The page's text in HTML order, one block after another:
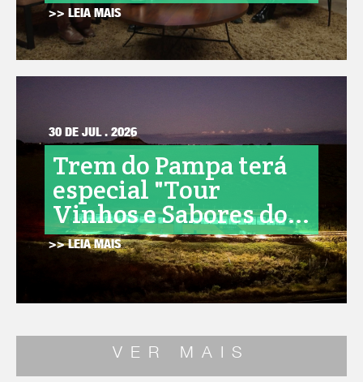
>> LEIA MAIS
30 DE JUL . 2026
Trem do Pampa terá
especial "Tour
Vinhos e Sabores do...
>> LEIA MAIS
VER MAIS